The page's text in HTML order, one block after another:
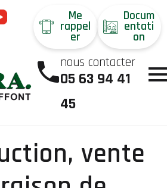
Me
rappel
er
Docum
entati
on
nous contacter
05 63 94 41
45
vente